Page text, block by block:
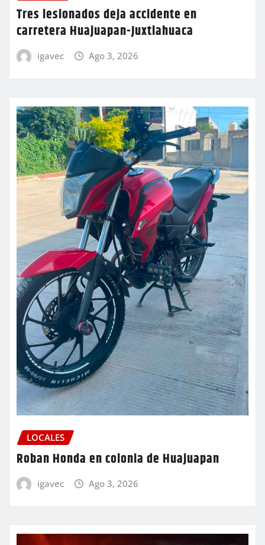
Tres lesionados deja accidente en
carretera Huajuapan-Juxtlahuaca
igavec Ago 3, 2026
LOCALES
Roban Honda en colonia de Huajuapan
igavec Ago 3, 2026